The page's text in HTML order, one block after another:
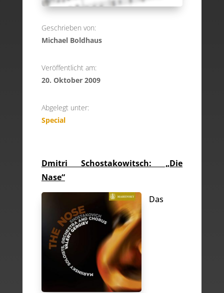
Geschrieben von:
Michael Boldhaus
Veröffentlicht am:
20. Oktober 2009
Abgelegt unter:
Special
Dmitri Schostakowitsch: „Die
Nase“
Das